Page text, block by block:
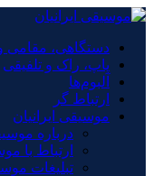
دستگاهی، مقامی
پاپ، راک و تلفیقی
آلبوم‌ها
ارتباط گر
موسیقی ایرانیان
درباره
ارتباط با
تبلیغات
×
دستگاهی، مقامی
پاپ، راک و تلفیقی
آلبوم‌ها
ارتباط گر
موسیقی ایرانیان
صفحه نخست/اخبار و